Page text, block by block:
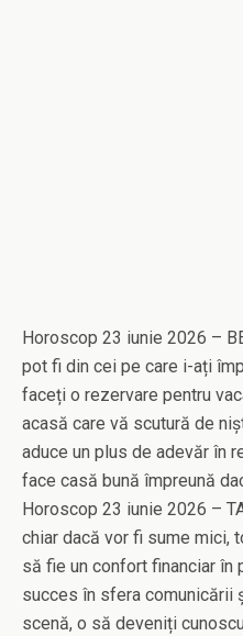
Horoscop 23 iunie 2026 –
pot fi din cei pe care i-ați
faceți o rezervare pentru
acasă care vă scutură de
aduce un plus de adevăr în
face casă bună împreună
Horoscop 23 iunie 2026 –
chiar dacă vor fi sume mici,
să fie un confort financiar în
succes în sfera comunicării
scenă, o să deveniți